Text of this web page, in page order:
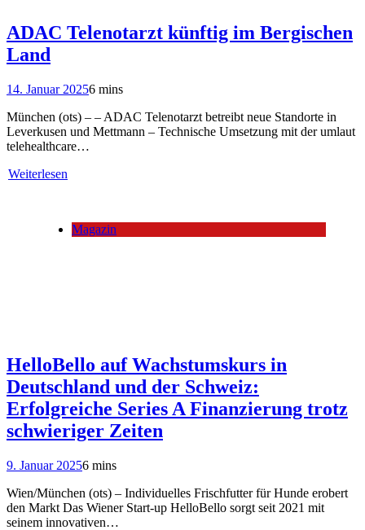
ADAC Telenotarzt künftig im Bergischen
Land
14. Januar 20256 mins
München (ots) – – ADAC Telenotarzt betreibt neue Standorte in
Leverkusen und Mettmann – Technische Umsetzung mit der umlaut
telehealthcare…
Weiterlesen
Magazin
HelloBello auf Wachstumskurs in
Deutschland und der Schweiz:
Erfolgreiche Series A Finanzierung trotz
schwieriger Zeiten
9. Januar 20256 mins
Wien/München (ots) – Individuelles Frischfutter für Hunde erobert
den Markt Das Wiener Start-up HelloBello sorgt seit 2021 mit
seinem innovativen…